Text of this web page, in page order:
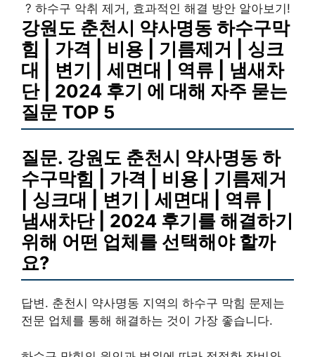
? 하수구 악취 제거, 효과적인 해결 방안 알아보기!
강원도 춘천시 약사명동 하수구막
힘 | 가격 | 비용 | 기름제거 | 싱크
대 | 변기 | 세면대 | 역류 | 냄새차
단 | 2024 후기 에 대해 자주 묻는
질문 TOP 5
질문. 강원도 춘천시 약사명동 하
수구막힘 | 가격 | 비용 | 기름제거
| 싱크대 | 변기 | 세면대 | 역류 |
냄새차단 | 2024 후기를 해결하기
위해 어떤 업체를 선택해야 할까
요?
답변. 춘천시 약사명동 지역의 하수구 막힘 문제는
전문 업체를 통해 해결하는 것이 가장 좋습니다.